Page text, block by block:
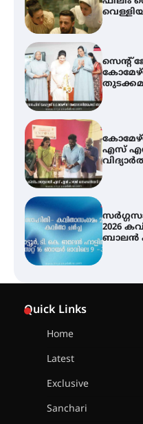
എസ്
2026
ബാലൻ
അവധി
Quick Links
Home
Latest
Exclusive
Sanchari